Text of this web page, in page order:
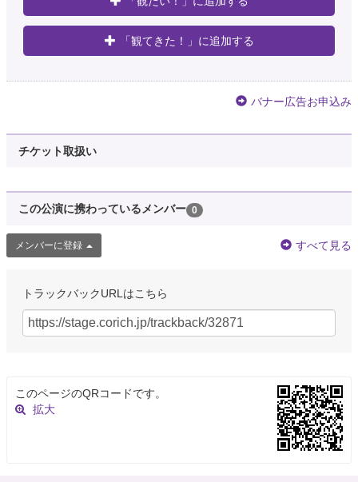
「観てきた！」に追加する
バナー広告お申込み
チケット取扱い
この公演に携わっているメンバー 0
メンバーに登録 すべて見る
トラックバックURLはこちら
このページのQRコードです。
拡大